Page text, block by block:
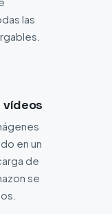
las
vídeos
en un
de
se